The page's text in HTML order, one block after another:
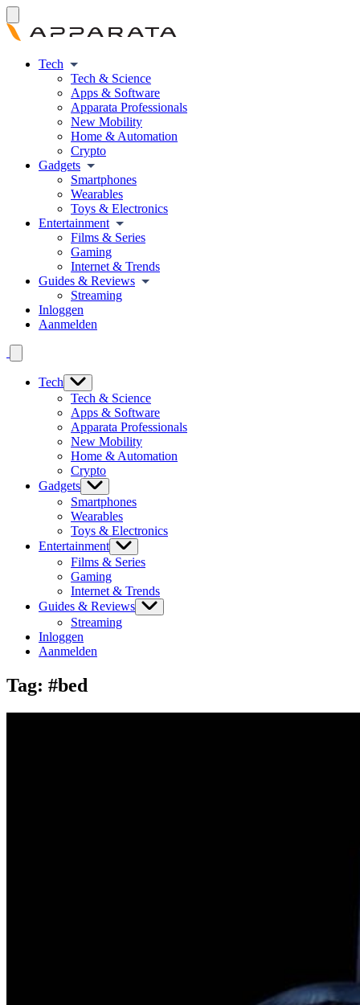
Tech
Tech & Science
Apps & Software
Apparata Professionals
New Mobility
Home & Automation
Crypto
Gadgets
Smartphones
Wearables
Toys & Electronics
Entertainment
Films & Series
Gaming
Internet & Trends
Guides & Reviews
Streaming
Inloggen
Aanmelden
Tech
Tech & Science
Apps & Software
Apparata Professionals
New Mobility
Home & Automation
Crypto
Gadgets
Smartphones
Wearables
Toys & Electronics
Entertainment
Films & Series
Gaming
Internet & Trends
Guides & Reviews
Streaming
Inloggen
Aanmelden
Tag: #bed